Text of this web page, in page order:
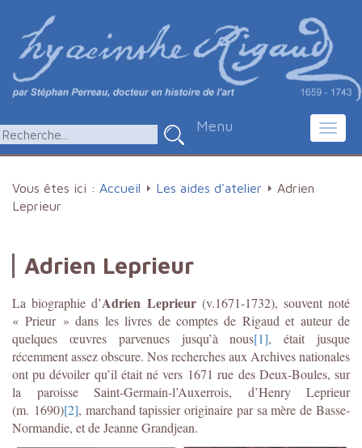
Menu
Vous êtes ici : Accueil Les aides d'atelier
Adrien
Leprieur
Adrien Leprieur
La biographie d’Adrien Leprieur(v.1671-1732), souvent noté
« Prieur » dans les livres de comptes de Rigaud et auteur de
quelques œuvres parvenues jusqu’à nous[1], était jusque
récemment assez obscure. Nos recherches aux Archives nationales
ont pu dévoiler qu’il était né vers 1671 rue des Deux-Boules, sur
la paroisse Saint-Germain-l’Auxerrois, d’Henry Leprieur
(m. 1690)[2], marchand tapissier originaire par sa mère de Basse-
Normandie, et de Jeanne Grandjean.